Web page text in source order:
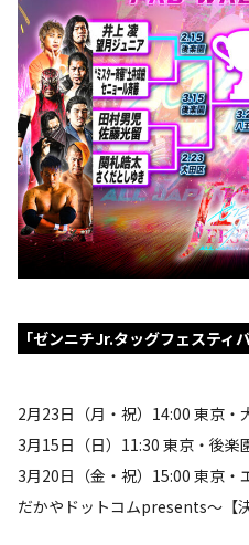
「ゼンニチJr.タッグフェスティ
2月23日（月・祝）14:00 東京・
3月15日（日）11:30 東京・後楽
3月20日（金・祝）15:00 東京・
だかやドットコムpresents～【決